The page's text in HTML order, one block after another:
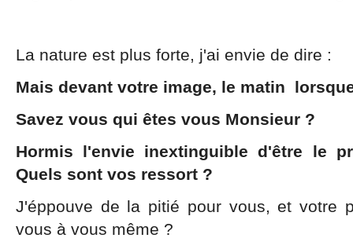
La nature est plus forte, j'ai envie de dire :
Mais devant votre image, le matin
Savez vous qui êtes vous Monsieur ?
Hormis l'envie inextinguible d'être le
Quels sont vos ressort ?
J'éppouve de la pitié pour vous, et votre
vous à vous même ?